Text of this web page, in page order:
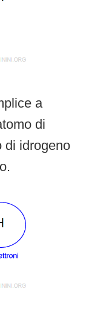
a
di
di idrogeno